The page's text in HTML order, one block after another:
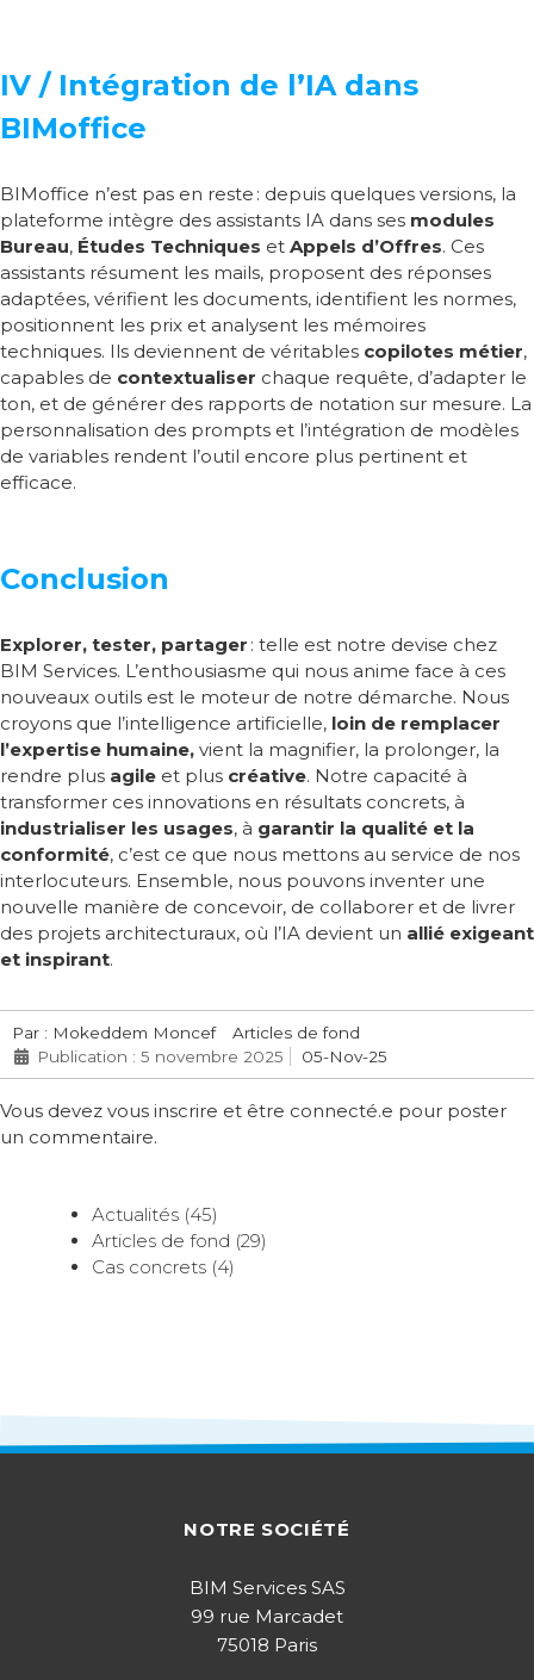
IV / Intégration de l’IA dans
BIMoffice
BIMoffice n’est pas en reste : depuis quelques versions, la
plateforme intègre des assistants IA dans ses modules
Bureau, Études Techniques et Appels d’Offres. Ces
assistants résument les mails, proposent des réponses
adaptées, vérifient les documents, identifient les normes,
positionnent les prix et analysent les mémoires
techniques. Ils deviennent de véritables copilotes métier,
capables de contextualiser chaque requête, d’adapter le
ton, et de générer des rapports de notation sur mesure. La
personnalisation des prompts et l’intégration de modèles
de variables rendent l’outil encore plus pertinent et
efficace.
Conclusion
Explorer, tester, partager : telle est notre devise chez
BIM Services. L’enthousiasme qui nous anime face à ces
nouveaux outils est le moteur de notre démarche. Nous
croyons que l’intelligence artificielle, loin de remplacer
l’expertise humaine, vient la magnifier, la prolonger, la
rendre plus agile et plus créative. Notre capacité à
transformer ces innovations en résultats concrets, à
industrialiser les usages, à garantir la qualité et la
conformité, c’est ce que nous mettons au service de nos
interlocuteurs. Ensemble, nous pouvons inventer une
nouvelle manière de concevoir, de collaborer et de livrer
des projets architecturaux, où l’IA devient un allié exigeant
et inspirant.
Par : Mokeddem Moncef
Articles de fond
Publication : 5 novembre 2025
05-Nov-25
Vous devez vous inscrire et être connecté.e pour poster
un commentaire.
Actualités (45)
Articles de fond (29)
Cas concrets (4)
NOTRE SOCIÉTÉ
BIM Services SAS
99 rue Marcadet
75018 Paris